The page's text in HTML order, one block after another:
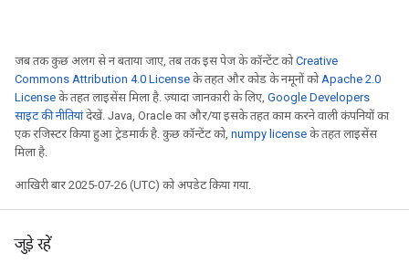
जब तक कुछ अलग से न बताया जाए, तब तक इस पेज के कॉन्टेंट कोCreative
Commons Attribution 4.0 License के तहत और कोड के नमूनों कोApache 2.0
License के तहत लाइसेंस मिला है. ज़्यादा जानकारी के लिए, Google Developers
साइट की नीतियांदेखें. Java, Oracle का और/या इसके तहत काम करने वाली कंपनियों का
एक रजिस्टर किया हुआ ट्रेडमार्क है. कुछ कॉन्टेंट को, numpy license के तहत लाइसेंस
मिला है.
आखिरी बार 2025-07-26 (UTC) को अपडेट किया गया.
जुड़े रहें